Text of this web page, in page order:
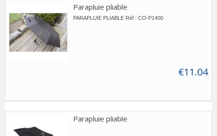
Parapluie pliable
PARAPLUIE PLIABLE Réf : CO-P1400
€11.04
Parapluie pliable